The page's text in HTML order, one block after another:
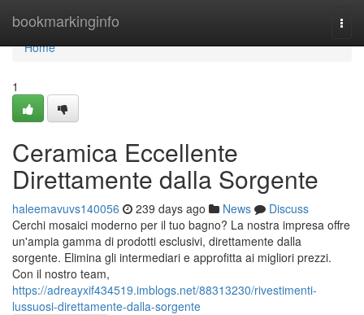
bookmarkinginfo
Home
Home
1
Ceramica Eccellente
Direttamente dalla Sorgente
haleemavuvs140056 239 days ago News
Discuss
Cerchi mosaici moderno per il tuo bagno? La nostra impresa offre
un'ampia gamma di prodotti esclusivi, direttamente dalla
sorgente. Elimina gli intermediari e approfitta ai migliori prezzi.
Con il nostro team,
https://adreayxif434519.imblogs.net/88313230/rivestimenti-
lussuosi-direttamente-dalla-sorgente